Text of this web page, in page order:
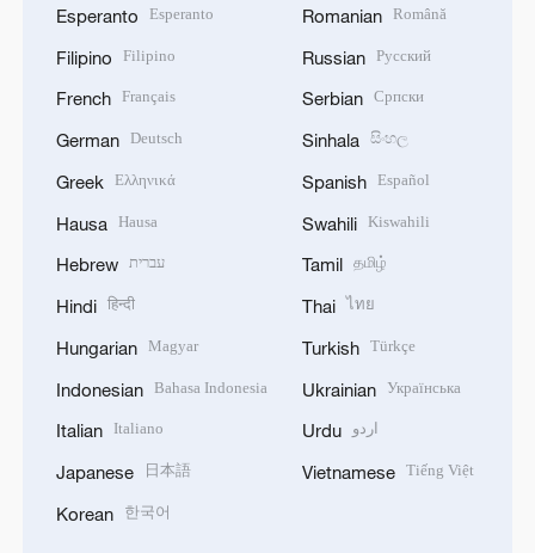
Esperanto Esperanto
Filipino Filipino
French Français
German Deutsch
Greek Ελληνικά
Hausa Hausa
Hebrew עברית
Hindi हिन्दी
Hungarian Magyar
Indonesian Bahasa Indonesia
Italian Italiano
Japanese 日本語
Korean 한국어
Romanian Română
Russian Русский
Serbian Српски
Sinhala සිංහල
Spanish Español
Swahili Kiswahili
Tamil தமிழ்
Thai ไทย
Turkish Türkçe
Ukrainian Українська
Urdu اردو
Vietnamese Tiếng Việt